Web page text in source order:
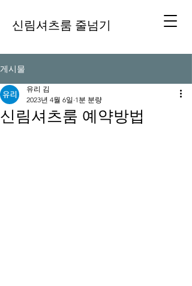
신림셔츠룸 줄넘기
게시물
신림셔츠룸 예약방법
유리 김
2023년 4월 6일 1분 분량